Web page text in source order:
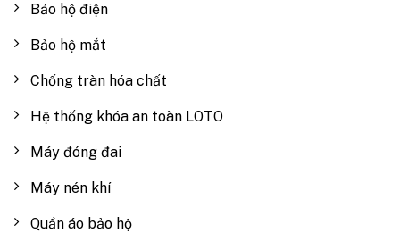
Bảo hộ điện
Bảo hộ mắt
Chống tràn hóa chất
Hệ thống khóa an toàn LOTO
Máy đóng đai
Máy nén khí
Quần áo bảo hộ